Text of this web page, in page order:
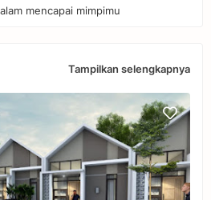
mencapai mimpimu
Tampilkan selengkapnya